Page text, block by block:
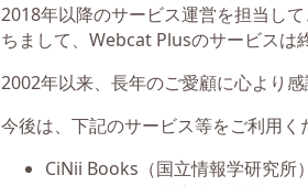
2018年以降のサービス運営を担当して
ちまして、Webcat Plusのサービスは
2002年以来、長年のご愛顧に心より感
今後は、下記のサービス等をご利用く
CiNii Books（国立情報学研究所）